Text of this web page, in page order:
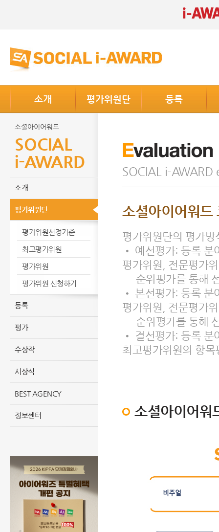
소개 평가위원단 등록
SOCIAL i-
소셜아이어워드
평가위원단의 평가방
• 예선평가: 등록 분
평가위원, 전문평가
순위평가를 통해
• 본선평가: 등록 분
평가위원, 전문평가
순위평가를 통해
• 결선평가: 등록 분
최고평가위원의 항
소셜아이어워
소셜아이어워드
SOCIAL
i-AWARD
소개
평가위원단
평가위원선정기준
최고평가위원
평가위원
평가위원 신청하기
등록
평가
수상작
시상식
BEST AGENCY
정보센터